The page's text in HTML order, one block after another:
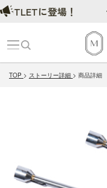
TOP ストーリー詳細 商品詳細
に登場！ シ